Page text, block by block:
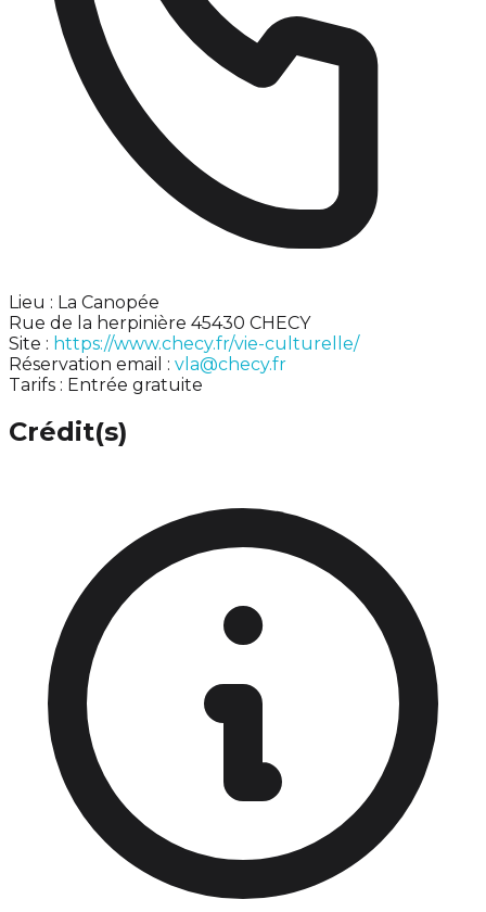
Lieu : La Canopée
Rue de la herpinière 45430 CHECY
Site : https://www.checy.fr/vie-culturelle/
Réservation email : vla@checy.fr
Tarifs : Entrée gratuite
Crédit(s)